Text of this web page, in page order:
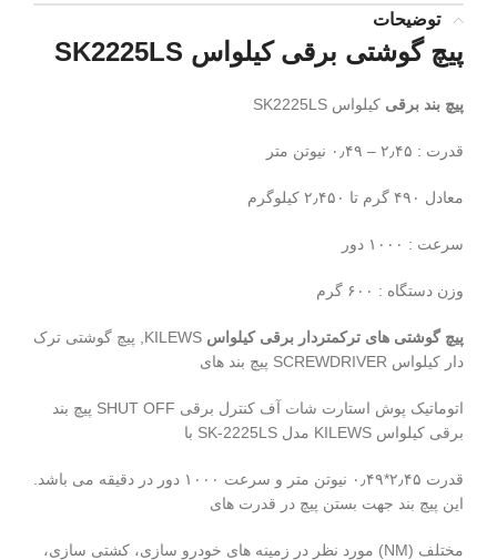
توضیحات
پیچ گوشتی برقی کیلواس SK2225LS
پیچ بند برقی کیلواس SK2225LS
قدرت : ۲٫۴۵ – ۰٫۴۹ نیوتن متر
معادل ۴۹۰ گرم تا ۲٫۴۵۰ کیلوگرم
سرعت : ۱۰۰۰ دور
وزن دستگاه : ۶۰۰ گرم
پیچ گوشتی های ترکمتردار برقی کیلواس
KILEWS, پیچ گوشتی ترک
دار کیلواس SCREWDRIVER پیچ بند های
اتوماتیک پوش استارت شات آف کنترل برقی SHUT OFF پیچ بند
برقی کیلواس KILEWS مدل SK-2225LS با
قدرت ۲٫۴۵*۰٫۴۹ نیوتن متر و سرعت ۱۰۰۰ دور در دقیقه می باشد.
این پیچ بند جهت بستن پیچ در قدرت های
مختلف (NM) مورد نظر در زمینه های خودرو سازی، کشتی سازی،